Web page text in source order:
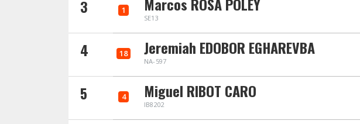
3 1
SE13
4 18 Jeremiah EDOBOR EGHAREVBA
NA-597
5 4 Miguel RIBOT CARO
IB8202